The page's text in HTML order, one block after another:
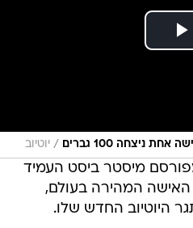
/ יוטיוב
מיסטר ביסט העמיד
המהירה בעולם,
היוטיוב החדש שלו.